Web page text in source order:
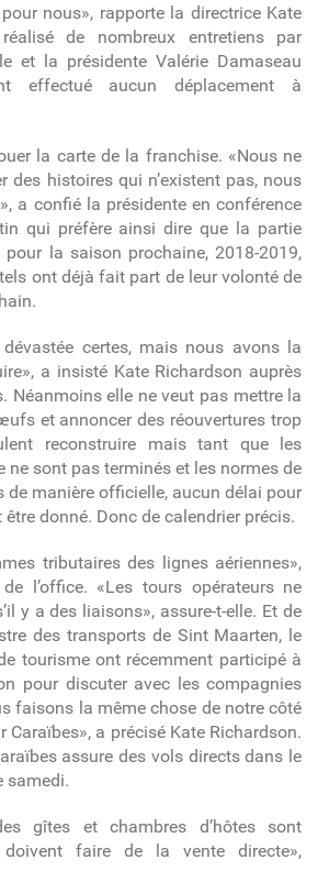
nous», rapporte la directrice Kate
de nombreux entretiens par
et la présidente Valérie Damaseau
effectué aucun déplacement à
la carte de la franchise. «Nous ne
des histoires qui n’existent pas, nous
a confié la présidente en conférence
qui préfère ainsi dire que la partie
la saison prochaine, 2018-2019,
ont déjà fait part de leur volonté de
certes, mais nous avons la
a insisté Kate Richardson auprès
Néanmoins elle ne veut pas mettre la
et annoncer des réouvertures trop
reconstruire mais tant que les
ne sont pas terminés et les normes de
de manière officielle, aucun délai pour
donné. Donc de calendrier précis.
tributaires des lignes aériennes»,
l’office. «Les tours opérateurs ne
y a des liaisons», assure-t-elle. Et de
des transports de Sint Maarten, le
tourisme ont récemment participé à
pour discuter avec les compagnies
faisons la même chose de notre côté
Caraïbes», a précisé Kate Richardson.
assure des vols directs dans le
samedi.
gîtes et chambres d’hôtes sont
doivent faire de la vente directe»,